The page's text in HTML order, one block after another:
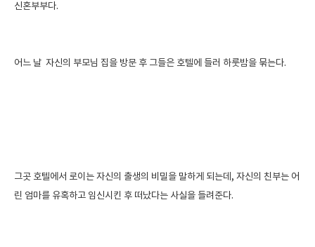
신혼부부다.
어느 날 자신의 부모님 집을 방문 후 그들은 호텔에 들러 하룻밤을 묶는다.
그곳 호텔에서 로이는 자신의 출생의 비밀을 말하게 되는데, 자신의 친부는 어
린 엄마를 유혹하고 임신시킨 후 떠났다는 사실을 들려준다.